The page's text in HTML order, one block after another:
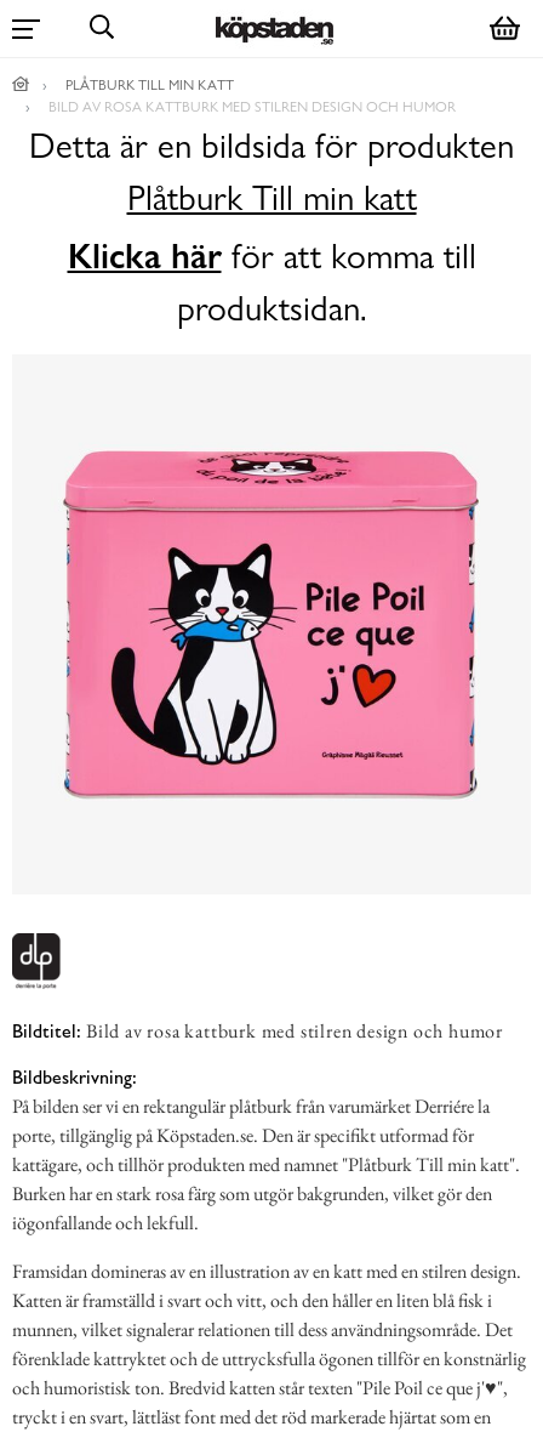
PLÅTBURK TILL MIN KATT
BILD AV ROSA KATTBURK MED STILREN DESIGN OCH HUMOR
Detta är en bildsida för produkten
Plåtburk Till min katt
Klicka härför att komma till
produktsidan.
Bildtitel: Bild av rosa kattburk med stilren design och humor
Bildbeskrivning:
På bilden ser vi en rektangulär plåtburk från varumärket Derriére la
porte, tillgänglig på Köpstaden.se. Den är specifikt utformad för
kattägare, och tillhör produkten med namnet "Plåtburk Till min katt".
Burken har en stark rosa färg som utgör bakgrunden, vilket gör den
iögonfallande och lekfull.
Framsidan domineras av en illustration av en katt med en stilren design.
Katten är framställd i svart och vitt, och den håller en liten blå fisk i
munnen, vilket signalerar relationen till dess användningsområde. Det
förenklade kattryktet och de uttrycksfulla ögonen tillför en konstnärlig
och humoristisk ton. Bredvid katten står texten "Pile Poil ce que j'♥",
tryckt i en svart, lättläst font med det röd markerade hjärtat som en